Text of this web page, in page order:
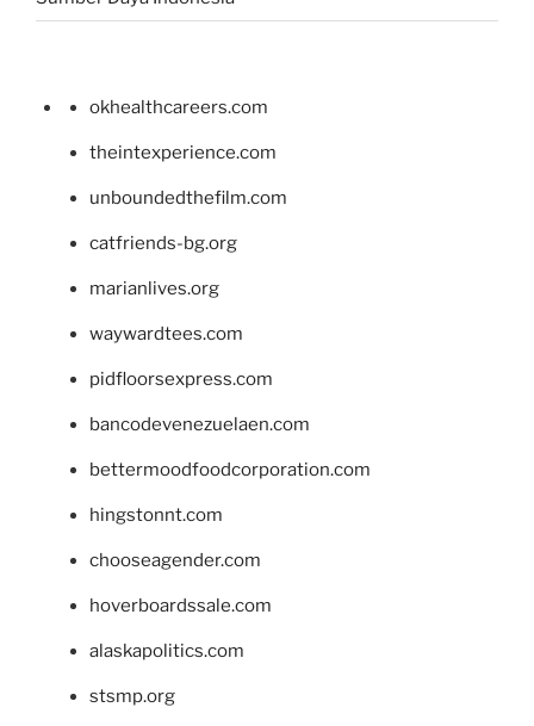
okhealthcareers.com
theintexperience.com
unboundedthefilm.com
catfriends-bg.org
marianlives.org
waywardtees.com
pidfloorsexpress.com
bancodevenezuelaen.com
bettermoodfoodcorporation.com
hingstonnt.com
chooseagender.com
hoverboardssale.com
alaskapolitics.com
stsmp.org